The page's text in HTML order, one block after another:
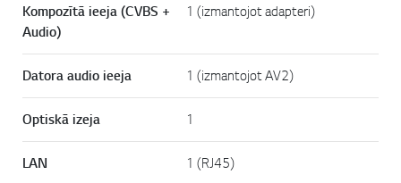
Kompozītā ieeja (CVBS +
Audio)
1 (izmantojot adapteri)
Datora audio ieeja 1 (izmantojot AV2)
Optiskā izeja 1
LAN 1 (RJ45)